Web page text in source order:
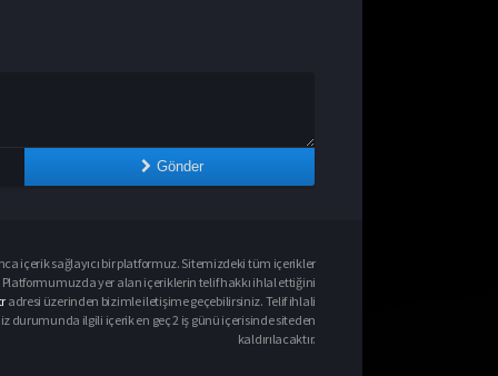
Gönder
içerik sağlayıcı bir platformuz. Sitemizdeki tüm içerikler
yer alan içeriklerin telif hakkı ihlal ettiğini
adresi üzerinden bizimle iletişime geçebilirsiniz. Telif ihlali
durumunda ilgili içerik en geç 2 iş günü içerisinde siteden
kaldırılacaktır.